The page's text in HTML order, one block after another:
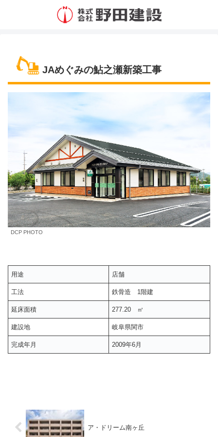
JAめぐみの鮎之瀬新築工事
DCP PHOTO
用途 店舗
工法 鉄骨造 1階建
延床面積 277.20 ㎡
建設地 岐阜県関市
完成年月 2009年6月
ア・ドリーム南ヶ丘